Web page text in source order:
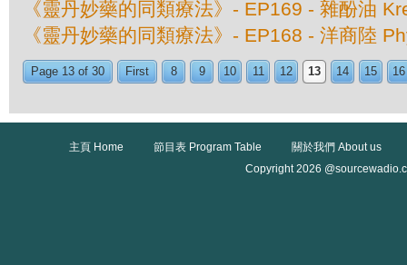
《靈丹妙藥的同類療法》- EP169 - 雜酚油
《靈丹妙藥的同類療法》- EP168 - 洋商陸
Page 13 of 30 First 8 9 10 11 12 13 14 15 16
主頁 Home 節目表 Program Table
關於我們 About us
Copyright 2026